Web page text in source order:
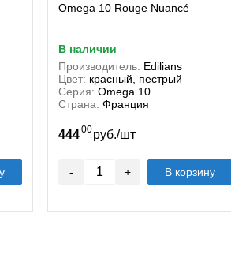
Omega 10 Rouge Nuancé
в наличии
Производитель: Edilians
Цвет: красный, пестрый
Серия: Omega 10
Страна: Франция
44400руб./шт
- + В корзину